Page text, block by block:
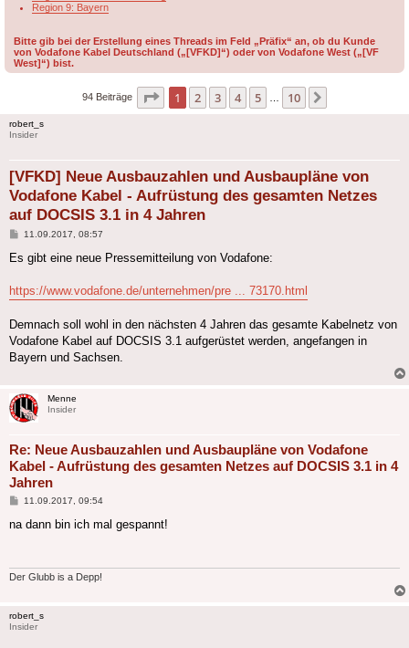
Region 9: Bayern
Bitte gib bei der Erstellung eines Threads im Feld „Präfix“ an, ob du Kunde
von Vodafone Kabel Deutschland („[VFKD]“) oder von Vodafone West („[VF
West]“) bist.
94 Beiträge Seite 1von 10
1 2 3 4 5 10
robert_s
Insider
[VFKD] Neue Ausbauzahlen und Ausbaupläne von
Vodafone Kabel - Aufrüstung des gesamten Netzes
auf DOCSIS 3.1 in 4 Jahren
Beitrag
11.09.2017, 08:57
Es gibt eine neue Pressemitteilung von Vodafone:
https://www.vodafone.de/unternehmen/pre ... 73170.html
Demnach soll wohl in den nächsten 4 Jahren das gesamte Kabelnetz von
Vodafone Kabel auf DOCSIS 3.1 aufgerüstet werden, angefangen in
Bayern und Sachsen.
Menne
Insider
Re: Neue Ausbauzahlen und Ausbaupläne von Vodafone
Kabel - Aufrüstung des gesamten Netzes auf DOCSIS 3.1 in 4
Jahren
Beitrag
11.09.2017, 09:54
na dann bin ich mal gespannt!
Der Glubb is a Depp!
robert_s
Insider